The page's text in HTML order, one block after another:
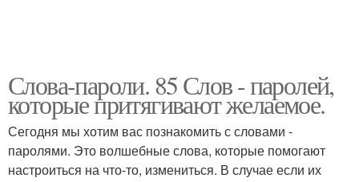
Слова-пароли. 85 Слов - паролей,
которые притягивают желаемое.
Сегодня мы хотим вас познакомить с словами -
паролями. Это волшебные слова, которые помогают
настроиться на что-то, измениться. В случае если их